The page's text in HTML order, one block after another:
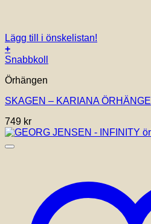
Lägg till i önskelistan!
+
Snabbkoll
Örhängen
SKAGEN – KARIANA ÖRHÄNGE
749 kr